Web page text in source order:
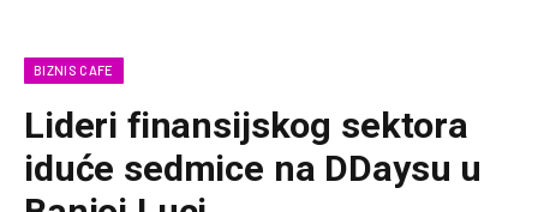
BIZNIS CAFE
Lideri finansijskog sektora
iduće sedmice na DDaysu u